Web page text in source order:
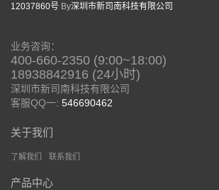
12037860号 By深圳市新司南科技有限公司
业务咨询：
400-660-2350 (9:00~18:00)
18938842916 (24小时)
深圳市新司南科技有限公司
客服QQ一: 546690462
关于我们
了解我们 联系我们
产品中心